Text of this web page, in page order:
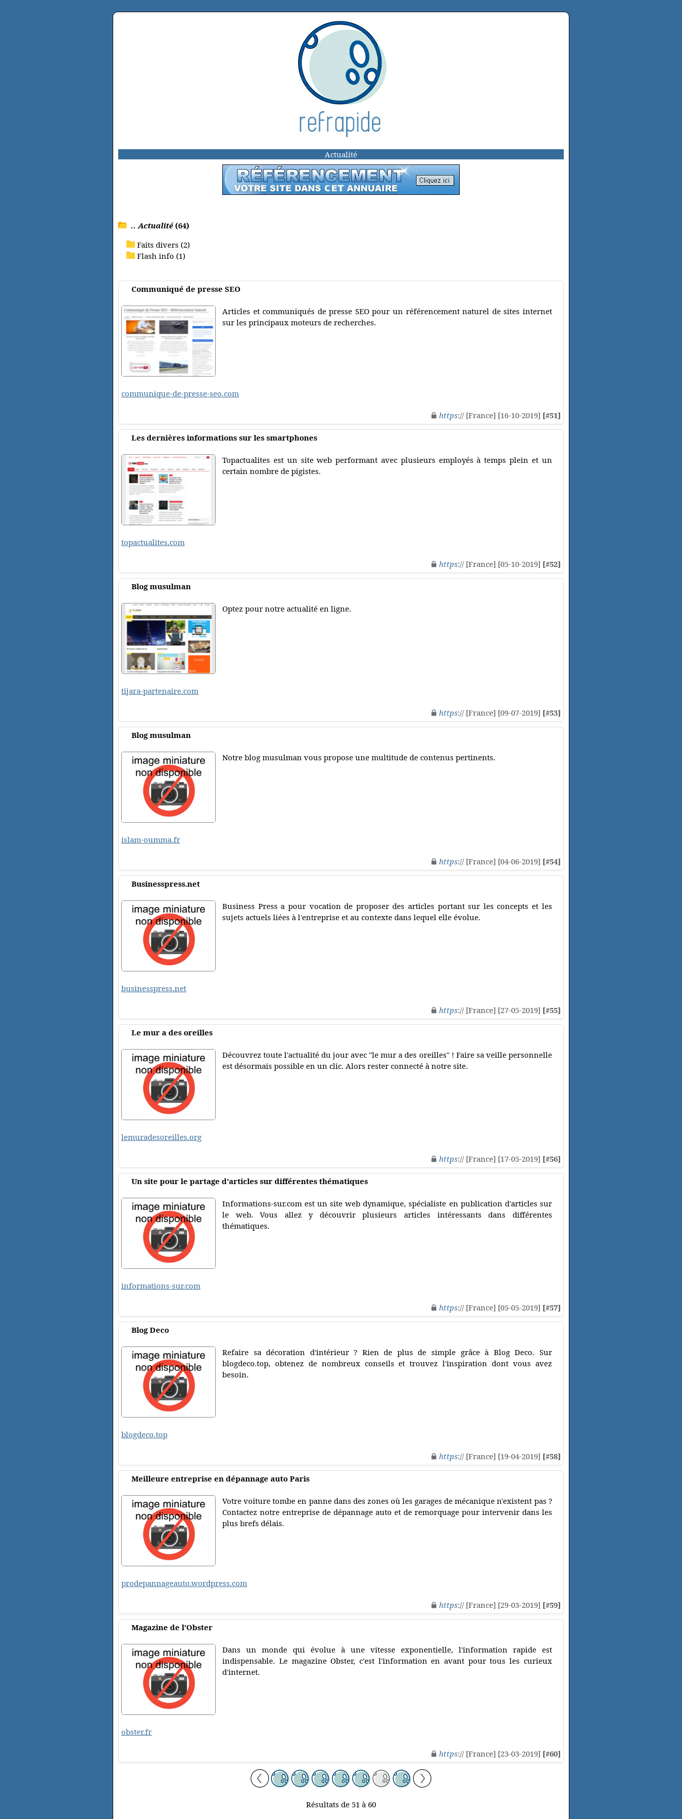
Actualité
.. Actualité(64)
Faits divers (2)
Flash info (1)
Communiqué de presse SEO
Articles et communiqués de presse SEO pour un référencement naturel de sites internet
sur les principaux moteurs de recherches.
communique-de-presse-seo.com
https:// [France] [16-10-2019] [#51]
Les dernières informations sur les smartphones
Topactualites est un site web performant avec plusieurs employés à temps plein et un
certain nombre de pigistes.
topactualites.com
https:// [France] [05-10-2019] [#52]
Blog musulman
Optez pour notre actualité en ligne.
tijara-partenaire.com
https:// [France] [09-07-2019] [#53]
Blog musulman
Notre blog musulman vous propose une multitude de contenus pertinents.
islam-oumma.fr
https:// [France] [04-06-2019] [#54]
Businesspress.net
Business Press a pour vocation de proposer des articles portant sur les concepts et les
sujets actuels liées à l'entreprise et au contexte dans lequel elle évolue.
businesspress.net
https:// [France] [27-05-2019] [#55]
Le mur a des oreilles
Découvrez toute l'actualité du jour avec "le mur a des oreilles" ! Faire sa veille personnelle
est désormais possible en un clic. Alors rester connecté à notre site.
lemuradesoreilles.org
https:// [France] [17-05-2019] [#56]
Un site pour le partage d'articles sur différentes thématiques
Informations-sur.com est un site web dynamique, spécialiste en publication d'articles sur
le web. Vous allez y découvrir plusieurs articles intéressants dans différentes
thématiques.
informations-sur.com
https:// [France] [05-05-2019] [#57]
Blog Deco
Refaire sa décoration d'intérieur ? Rien de plus de simple grâce à Blog Deco. Sur
blogdeco.top, obtenez de nombreux conseils et trouvez l'inspiration dont vous avez
besoin.
blogdeco.top
https:// [France] [19-04-2019] [#58]
Meilleure entreprise en dépannage auto Paris
Votre voiture tombe en panne dans des zones où les garages de mécanique n'existent pas ?
Contactez notre entreprise de dépannage auto et de remorquage pour intervenir dans les
plus brefs délais.
prodepannageauto.wordpress.com
https:// [France] [29-03-2019] [#59]
Magazine de l'Obster
Dans un monde qui évolue à une vitesse exponentielle, l'information rapide est
indispensable. Le magazine Obster, c'est l'information en avant pour tous les curieux
d'internet.
obster.fr
https:// [France] [23-03-2019] [#60]
Résultats de 51 à 60